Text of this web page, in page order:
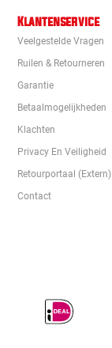
Klantenservice
Veelgestelde Vragen
Ruilen & Retourneren
Garantie
Betaalmogelijkheden
Klachten
Privacy En Veiligheid
Retourportaal (extern)
Contact